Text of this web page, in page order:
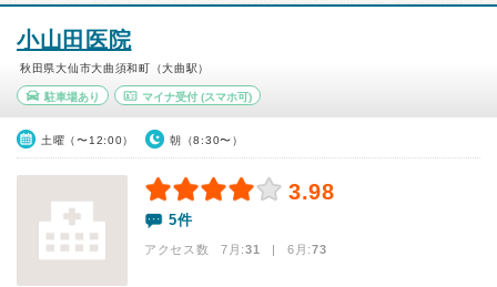
小山田医院
秋田県大仙市大曲須和町（大曲駅）
駐車場あり マイナ受付(スマホ可)
土曜（〜12:00） 朝（8:30〜）
3.98
5件
アクセス数 7月:31 | 6月:73